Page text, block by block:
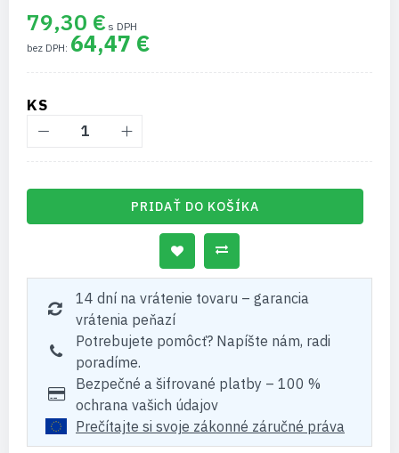
79,30 €
64,47 €
KS
PRIDAŤ DO KOŠÍKA
14 dní na vrátenie tovaru – garancia
vrátenia peňazí
Potrebujete pomôcť? Napíšte nám, radi
poradíme.
Bezpečné a šifrované platby – 100 %
ochrana vašich údajov
Prečítajte si svoje zákonné záručné práva